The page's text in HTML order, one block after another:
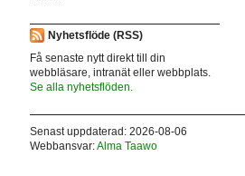
Nyhetsflöde (RSS)
Få senaste nytt direkt till din
webbläsare, intranät eller webbplats.
Se alla nyhetsflöden.
Senast uppdaterad: 2026-08-06
Webbansvar:Alma Taawo